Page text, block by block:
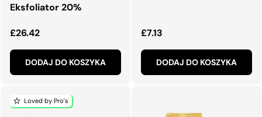
Eksfoliator 20%
Normalna cena
£26.42
DODAJ DO KOSZYKA
Normalna cena
£7.13
DODAJ DO KOSZYKA
Loved by Pro's